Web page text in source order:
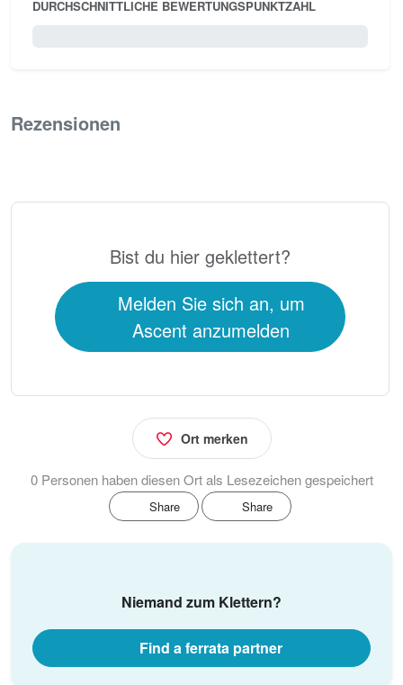
DURCHSCHNITTLICHE BEWERTUNGSPUNKTZAHL
Rezensionen
Bist du hier geklettert?
Melden Sie sich an, um
Ascent anzumelden
Ort merken
0 Personen haben diesen Ort als Lesezeichen gespeichert
Share Share
Niemand zum Klettern?
Find a ferrata partner